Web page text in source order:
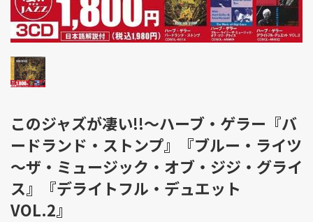
このジャズが凄い!!～ハーブ・ゲラー『バ
ードランド・ストンプ』『ブルー・ライツ
～ザ・ミュージック・オブ・ジジ・グライ
ス』『デライトフル・デュエット
VOL.2』